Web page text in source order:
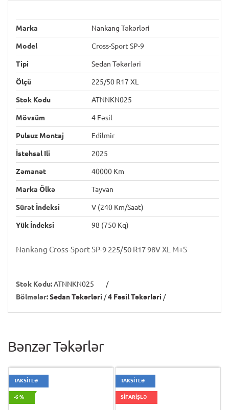
Marka Nankang Təkərləri
Model Cross-Sport SP-9
Tipi Sedan Təkərləri
Ölçü 225/50 R17 XL
Stok Kodu ATNNKN025
Mövsüm 4 Fəsil
Pulsuz Montaj Edilmir
İstehsal Ili 2025
Zəmanət 40000 Km
Marka Ölkə Tayvan
Sürət İndeksi V (240 Km/saat)
Yük İndeksi 98 (750 Kq)
Nankang Cross-Sport SP-9 225/50 R17 98V XL M+S
Stok Kodu:ATNNKN025
/
Bölmələr:Sedan Təkərləri /4 Fəsil Təkərləri /
Bənzər Təkərlər
TAKSİTLƏ
-6 %
TAKSİTLƏ
SİFARİŞLƏ